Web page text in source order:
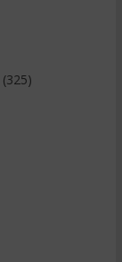
(325)